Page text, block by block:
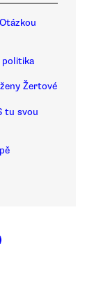
politika
Žertové
tu svou